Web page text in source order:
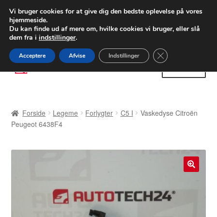
LEVERING fra 55 kr.
FEDEX verdensomspændende forsendelse
80 82 72 02
Spring
til
Spring
til
Betalinger
Klageprocedure
Forside Legeme Forlygter C5 I
Vaskedyse Citroën
Peugeot 6438F4
Vi bruger cookies for at give dig den bedste oplevelse på vores
hjemmeside.
Du kan finde ud af mere om, hvilke cookies vi bruger, eller slå
dem fra i indstillinger.
Acceptere Afvise Indstillinger Close GDPR